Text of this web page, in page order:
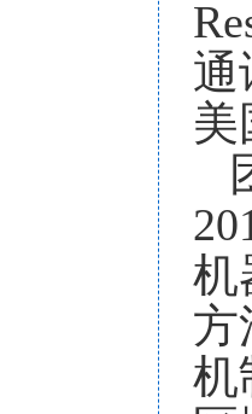
通
美
机
方
机